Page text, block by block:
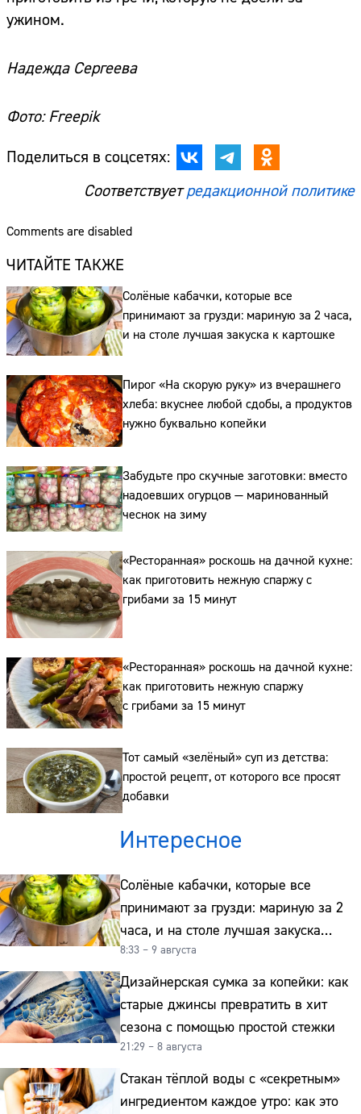
ужином.
Надежда Сергеева
Фото: Freepik
Поделиться в соцсетях:
Соответствуетредакционной политике
Comments are disabled
ЧИТАЙТЕ ТАКЖЕ
Солёные кабачки, которые все
принимают за грузди: мариную за 2 часа,
и на столе лучшая закуска к картошке
Пирог «На скорую руку» из вчерашнего
хлеба: вкуснее любой сдобы, а продуктов
нужно буквально копейки
Забудьте про скучные заготовки: вместо
надоевших огурцов — маринованный
чеснок на зиму
«Ресторанная» роскошь на дачной кухне:
как приготовить нежную спаржу с
грибами за 15 минут
«Ресторанная» роскошь на дачной кухне:
как приготовить нежную спаржу
с грибами за 15 минут
Тот самый «зелёный» суп из детства:
простой рецепт, от которого все просят
добавки
Интересное
Солёные кабачки, которые все
принимают за грузди: мариную за 2
часа, и на столе лучшая закуска
к картошке
8:33 – 9 августа
Дизайнерская сумка за копейки: как
старые джинсы превратить в хит
сезона с помощью простой стежки
21:29 – 8 августа
Стакан тёплой воды с «секретным»
ингредиентом каждое утро: как это
Сайт:
Телефон: